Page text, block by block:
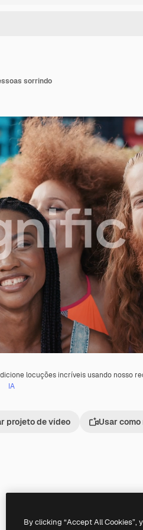
locuções incríveis usando nosso
IA
projeto de vídeo Usar
sorrindo
By clicking “Accept All